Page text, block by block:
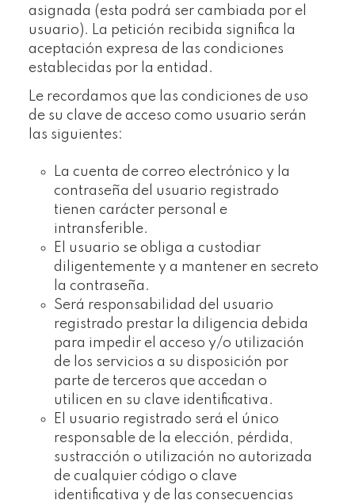
asignada (esta podrá ser cambiada por el
usuario). La petición recibida significa la
aceptación expresa de las condiciones
establecidas por la entidad.
Le recordamos que las condiciones de uso
de su clave de acceso como usuario serán
las siguientes:
La cuenta de correo electrónico y la
contraseña del usuario registrado
tienen carácter personal e
intransferible.
El usuario se obliga a custodiar
diligentemente y a mantener en secreto
la contraseña.
Será responsabilidad del usuario
registrado prestar la diligencia debida
para impedir el acceso y/o utilización
de los servicios a su disposición por
parte de terceros que accedan o
utilicen en su clave identificativa.
El usuario registrado será el único
responsable de la elección, pérdida,
sustracción o utilización no autorizada
de cualquier código o clave
identificativa y de las consecuencias